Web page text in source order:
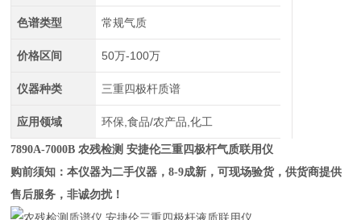
色谱类型 常规气质
价格区间 50万-100万
仪器种类 三重四极杆质谱
应用领域 环保,食品/农产品,化工
7890A-7000B农残检测 安捷伦三重四极杆气质联用仪
购前须知：本仪器为二手仪器，8-9成新，可现场验货，供货商提供
售后服务，非诚勿扰！